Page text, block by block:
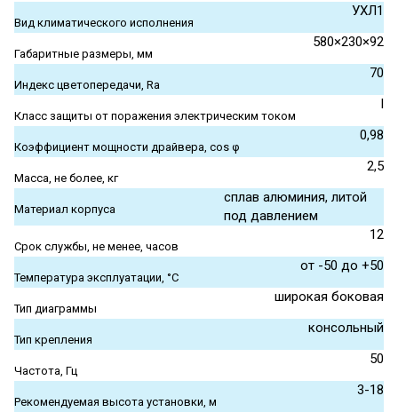
Вид климатического исполнения
УХЛ1
Габаритные размеры, мм
580×230×92
Индекс цветопередачи, Ra
70
Класс защиты от поражения электрическим током
I
Коэффициент мощности драйвера, cos φ
0,98
Масса, не более, кг
2,5
Материал корпуса
сплав алюминия, литой
под давлением
Срок службы, не менее, часов
12
Температура эксплуатации, °С
от -50 до +50
Тип диаграммы
широкая боковая
Тип крепления
консольный
Частота, Гц
50
Рекомендуемая высота установки, м
3-18